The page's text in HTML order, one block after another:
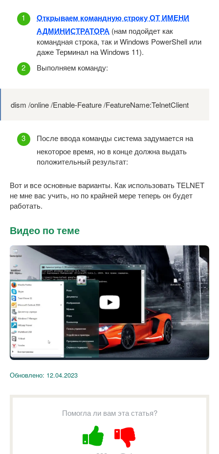
Открываем командную строку ОТ ИМЕНИ
АДМИНИСТРАТОРА (нам подойдет как
командная строка, так и Windows PowerShell или
даже Терминал на Windows 11).
Выполняем команду:
dism /online /Enable-Feature /FeatureName:TelnetClient
После ввода команды система задумается на
некоторое время, но в конце должна выдать
положительный результат:
Вот и все основные варианты. Как использовать TELNET
не мне вас учить, но по крайней мере теперь он будет
работать.
Видео по теме
Обновлено: 12.04.2023
Помогла ли вам эта статья?